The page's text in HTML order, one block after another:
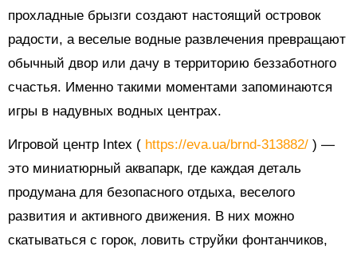
прохладные брызги создают настоящий островок
радости, а веселые водные развлечения превращают
обычный двор или дачу в территорию беззаботного
счастья. Именно такими моментами запоминаются
игры в надувных водных центрах.
Игровой центр Intex ( https://eva.ua/brnd-313882/ ) —
это миниатюрный аквапарк, где каждая деталь
продумана для безопасного отдыха, веселого
развития и активного движения. В них можно
скатываться с горок, ловить струйки фонтанчиков,